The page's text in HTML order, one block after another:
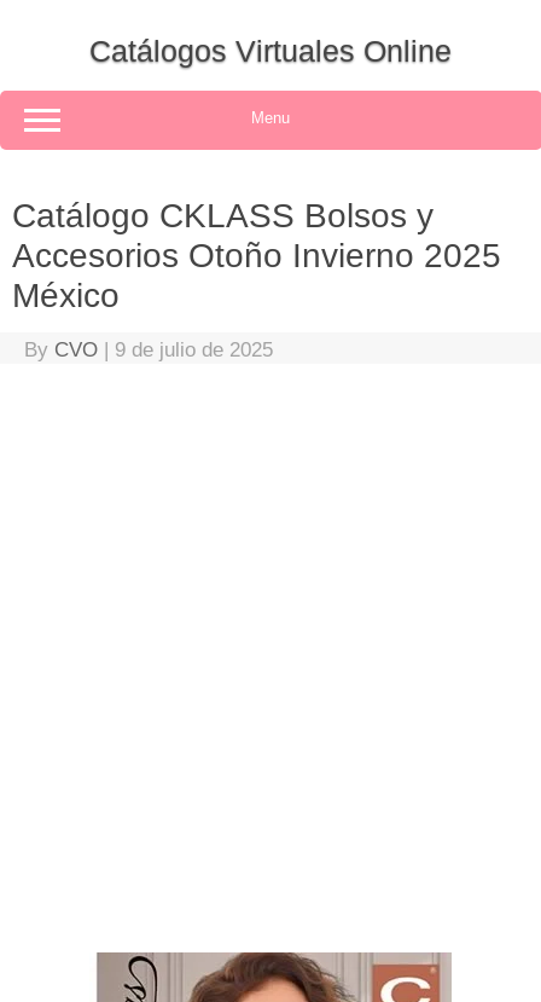
Catálogos Virtuales Online
Menu
Catálogo CKLASS Bolsos y
Accesorios Otoño Invierno 2025
México
By CVO | 9 de julio de 2025